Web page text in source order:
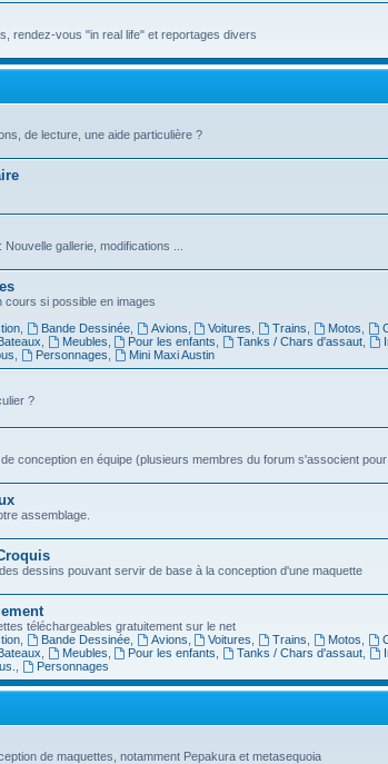
rendez-vous "in real life" et reportages divers
de lecture, une aide particulière ?
gallerie, modifications ...
si possible en images
, Bande Dessinée, Avions Voitures Trains Motos
Meubles Pour les enfants Tanks / Chars d'assaut
Personnages Mini Maxi Austin
?
conception en équipe (plusieurs membres du forum s'associent
assemblage.
dessins pouvant servir de base à la conception d'une maquette
téléchargeables gratuitement sur le net
, Bande Dessinée, Avions Voitures Trains Motos
Meubles Pour les enfants Tanks / Chars d'assaut
Personnages
de maquettes, notamment Pepakura et metasequoia